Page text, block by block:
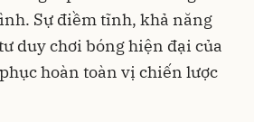
Sự điềm tĩnh, khả năng
duy chơi bóng hiện đại của
hoàn toàn vị chiến lược